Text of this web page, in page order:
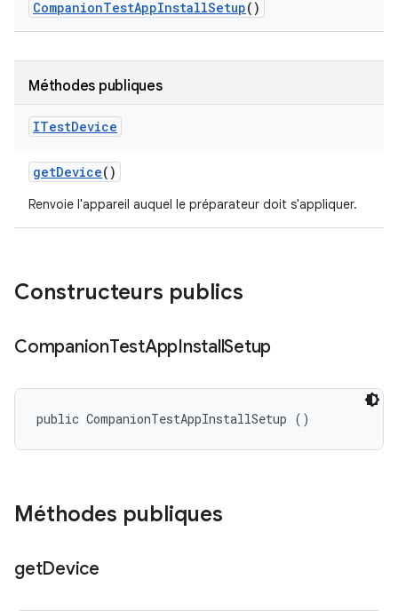
CompanionTestAppInstallSetup()
Méthodes publiques
ITestDevice
getDevice()
Renvoie l'appareil auquel le préparateur doit s'appliquer.
Constructeurs publics
CompanionTestAppInstallSetup
public CompanionTestAppInstallSetup ()
Méthodes publiques
getDevice